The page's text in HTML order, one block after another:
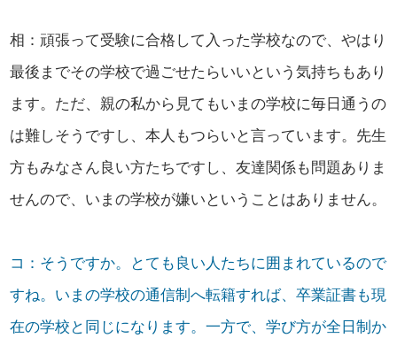
相：頑張って受験に合格して入った学校なので、やはり
最後までその学校で過ごせたらいいという気持ちもあり
ます。ただ、親の私から見てもいまの学校に毎日通うの
は難しそうですし、本人もつらいと言っています。先生
方もみなさん良い方たちですし、友達関係も問題ありま
せんので、いまの学校が嫌いということはありません。
コ：そうですか。とても良い人たちに囲まれているので
すね。いまの学校の通信制へ転籍すれば、卒業証書も現
在の学校と同じになります。一方で、学び方が全日制か